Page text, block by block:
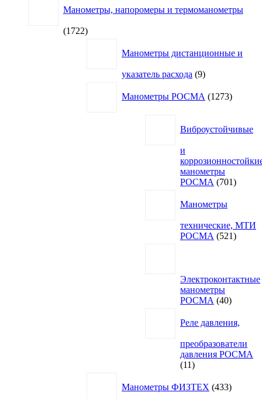
Манометры, напоромеры и термоманометры
17221722
Манометры дистанционные и
указатель расхода 99
Манометры РОСМА
1273товара
Виброустойчивые
и
манометры
РОСМА
701701
Манометры
технические, МТИ
РОСМА
521521
Электроконтактные
манометры
РОСМА
4040
Реле давления,
преобразователи
давления РОСМА
1111
Манометры ФИЗТЕХ 433товара